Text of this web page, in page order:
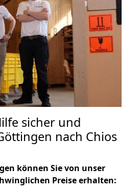
sicher und
nach Chios
können Sie von unser
Preise erhalten: